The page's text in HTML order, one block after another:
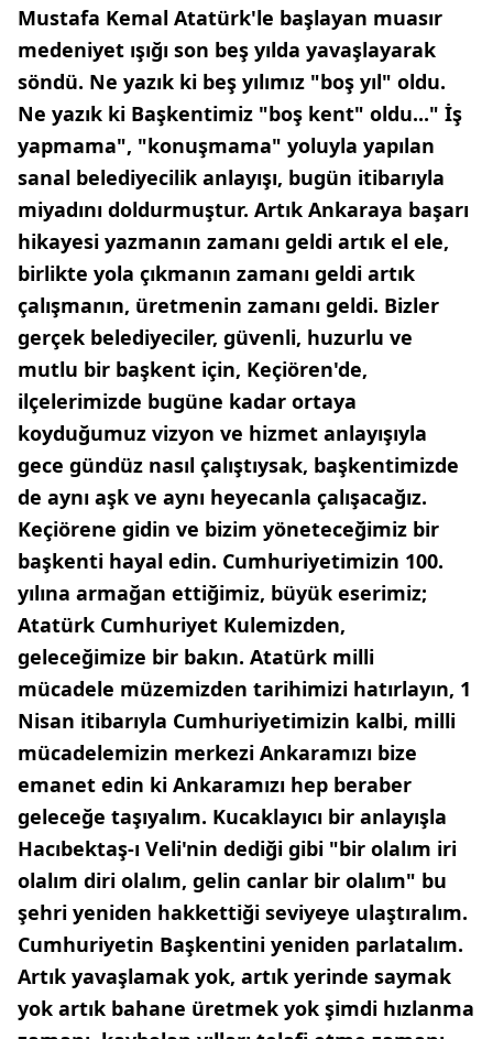
Mustafa Kemal Atatürk'le başlayan muasır
medeniyet ışığı son beş yılda yavaşlayarak
söndü. Ne yazık ki beş yılımız "boş yıl" oldu.
Ne yazık ki Başkentimiz "boş kent" oldu..." İş
yapmama", "konuşmama" yoluyla yapılan
sanal belediyecilik anlayışı, bugün itibarıyla
miyadını doldurmuştur. Artık Ankaraya başarı
hikayesi yazmanın zamanı geldi artık el ele,
birlikte yola çıkmanın zamanı geldi artık
çalışmanın, üretmenin zamanı geldi. Bizler
gerçek belediyeciler, güvenli, huzurlu ve
mutlu bir başkent için, Keçiören'de,
ilçelerimizde bugüne kadar ortaya
koyduğumuz vizyon ve hizmet anlayışıyla
gece gündüz nasıl çalıştıysak, başkentimizde
de aynı aşk ve aynı heyecanla çalışacağız.
Keçiörene gidin ve bizim yöneteceğimiz bir
başkenti hayal edin. Cumhuriyetimizin 100.
yılına armağan ettiğimiz, büyük eserimiz;
Atatürk Cumhuriyet Kulemizden,
geleceğimize bir bakın. Atatürk milli
mücadele müzemizden tarihimizi hatırlayın, 1
Nisan itibarıyla Cumhuriyetimizin kalbi, milli
mücadelemizin merkezi Ankaramızı bize
emanet edin ki Ankaramızı hep beraber
geleceğe taşıyalım. Kucaklayıcı bir anlayışla
Hacıbektaş-ı Veli'nin dediği gibi "bir olalım iri
olalım diri olalım, gelin canlar bir olalım" bu
şehri yeniden hakkettiği seviyeye ulaştıralım.
Cumhuriyetin Başkentini yeniden parlatalım.
Artık yavaşlamak yok, artık yerinde saymak
yok artık bahane üretmek yok şimdi hızlanma